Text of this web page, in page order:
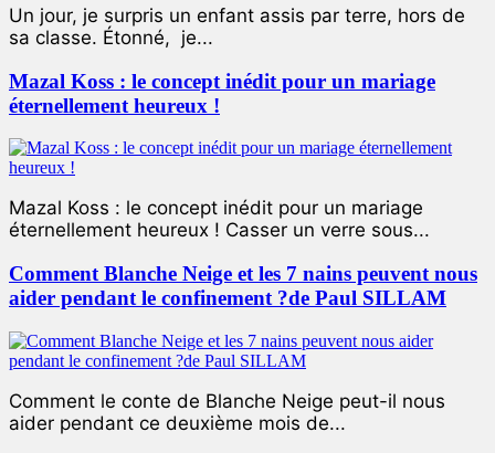
Un jour, je surpris un enfant assis par terre, hors de
sa classe. Étonné, je...
Mazal Koss : le concept inédit pour un mariage
éternellement heureux !
Mazal Koss : le concept inédit pour un mariage
éternellement heureux ! Casser un verre sous...
Comment Blanche Neige et les 7 nains peuvent nous
aider pendant le confinement ?de Paul SILLAM
Comment le conte de Blanche Neige peut-il nous
aider pendant ce deuxième mois de...